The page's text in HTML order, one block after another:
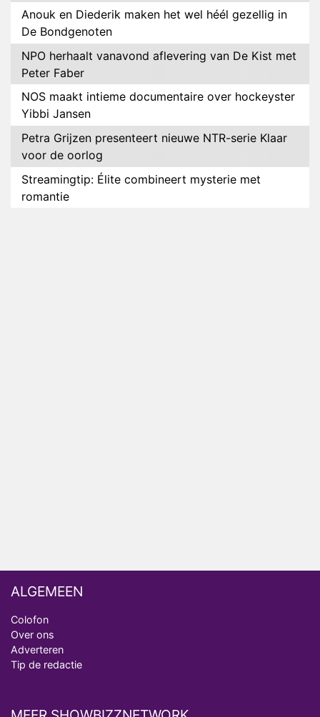
Anouk en Diederik maken het wel héél gezellig in
De Bondgenoten
NPO herhaalt vanavond aflevering van De Kist met
Peter Faber
NOS maakt intieme documentaire over hockeyster
Yibbi Jansen
Petra Grijzen presenteert nieuwe NTR-serie Klaar
voor de oorlog
Streamingtip: Élite combineert mysterie met
romantie
ALGEMEEN
Colofon
Over ons
Adverteren
Tip de redactie